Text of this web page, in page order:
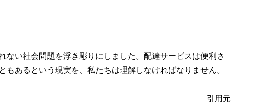
い社会問題を浮き彫りにしました。配達サービスは便利さ
あるという現実を、私たちは理解しなければなりません。
引用元